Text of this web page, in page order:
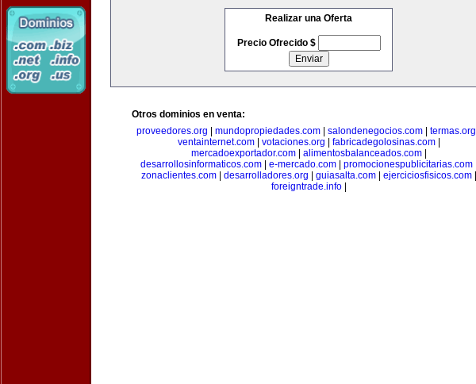
Realizar una Oferta
Precio Ofrecido $
Otros dominios en venta:
proveedores.org
mundopropiedades.com salondenegocios.com termas.org
ventainternet.com| votaciones.org fabricadegolosinas.com|
mercadoexportador.com| alimentosbalanceados.com|
desarrollosinformaticos.com| e-mercado.com| promocionespublicitarias.com|
zonaclientes.com| desarrolladores.org guiasalta.com| ejerciciosfisicos.com|
foreigntrade.info|